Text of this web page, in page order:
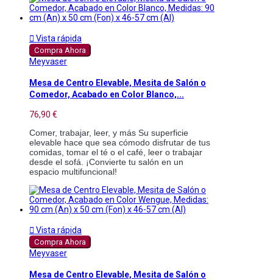
 Vista rápida
Compra Ahora
Meyvaser
Mesa de Centro Elevable, Mesita de Salón o
Comedor, Acabado en Color Blanco,...
76,90 €
Comer, trabajar, leer, y más Su superficie
elevable hace que sea cómodo disfrutar de tus
comidas, tomar el té o el café, leer o trabajar
desde el sofá. ¡Convierte tu salón en un
espacio multifuncional!
 Vista rápida
Compra Ahora
Meyvaser
Mesa de Centro Elevable, Mesita de Salón o